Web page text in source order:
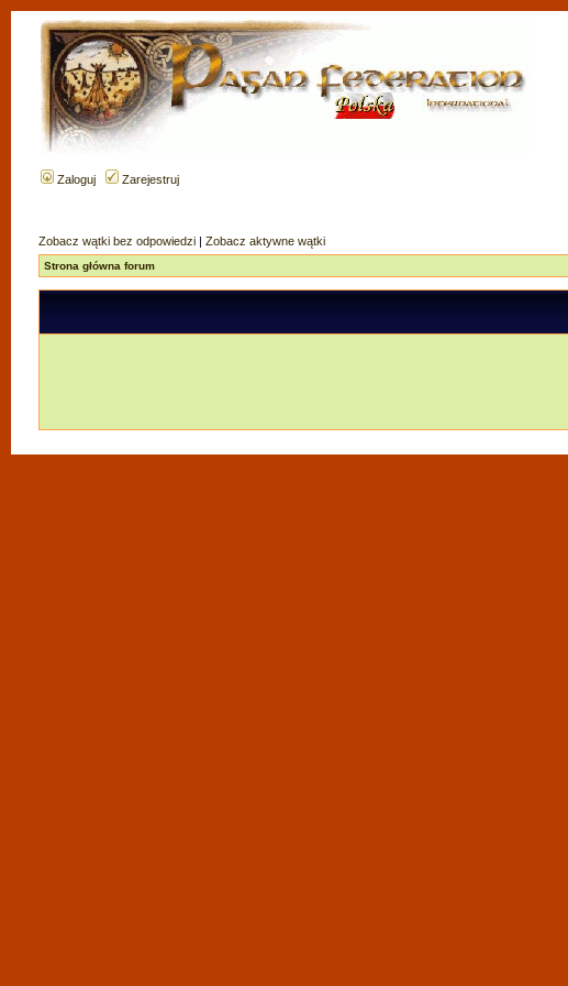
Zaloguj Zarejestruj
Zobacz wątki bez odpowiedzi | Zobacz aktywne wątki
Strona główna forum